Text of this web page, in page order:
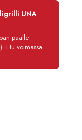
12 kk
3,90 €/kk
8 438,80 €
UNA
päälle
Etu voimassa